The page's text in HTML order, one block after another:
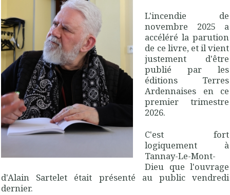
L'incendie de
novembre 2025 a
accéléré la parution
de ce livre, et il vient
justement d'être
publié par les
éditions Terres
Ardennaises en ce
premier trimestre
2026.
C'est fort
logiquement à
Tannay-Le-Mont-
Dieu que l'ouvrage
d'Alain Sartelet était présenté au public vendredi
dernier.